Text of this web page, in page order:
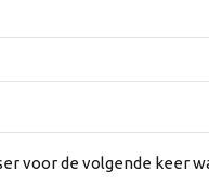
voor de volgende keer